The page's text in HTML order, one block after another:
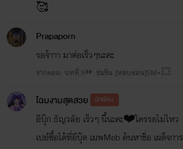
🥰
Prapaporn
รอจ้าาา มาต่อเร็วๆนะคะ
จากตอน: บทที่.9⏩ ข่มขืน [หลบซ่อน]SM+💥
โฉมงามสุดสวย นักเขียน
อีบุ๊ก ธัญวลัย เร็วๆ นี้นะคะ❤️ใครรอไม่ไหว
เปย์ซื้อได้ที่อีบุ๊ด เมพMeb ค้นหาชื่อ เผด็จการ